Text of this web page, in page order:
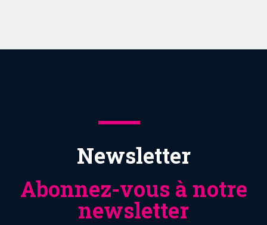
Newsletter
Abonnez-vous à notre
newsletter